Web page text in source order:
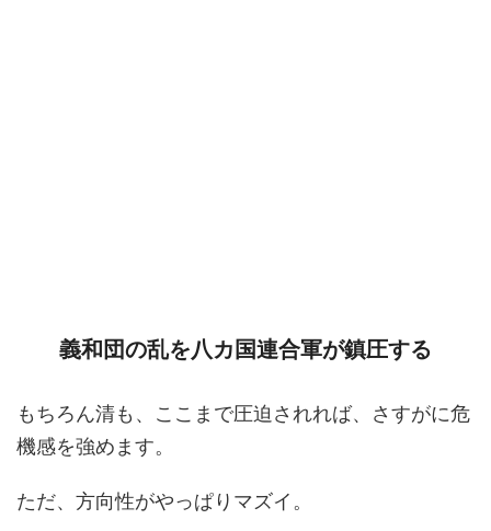
義和団の乱を八カ国連合軍が鎮圧する
もちろん清も、ここまで圧迫されれば、さすがに危
機感を強めます。
ただ、方向性がやっぱりマズイ。